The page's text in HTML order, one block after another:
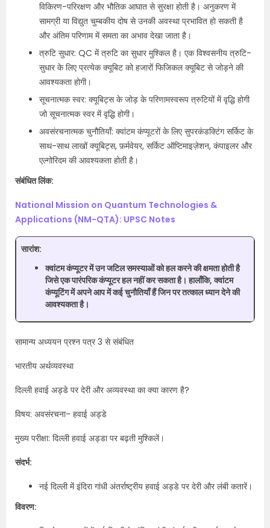
विकिरण-परिरक्षण और भौतिक आघात से सुरक्षा होती है। अनुकरण में
सामग्री या विद्युत चुम्बकीय दोष से उनकी अवस्था प्रभावित हो सकती है
और अंतिम परिणाम में समता का अभाव देखा जाता है।
त्रुटि सुधार: QC में त्रुटि का सुधार मुश्किल है। एक विश्वसनीय त्रुटि-
सुधार के लिए प्रत्येक क्यूबिट को हजारों फिजिकल क्यूबिट से जोड़ने की
आवश्यकता होगी।
सूचनात्मक स्वर: क्यूबिट्स के जोड़ के परिणामस्वरूप त्रुटियों में वृद्धि होगी
जो सूचनात्मक स्वर में वृद्धि होगी।
अवसंरचनात्मक चुनौतियाँ: क्वांटम कंप्यूटरों के लिए सुपरकंडक्टिंग सर्किट के
साथ-साथ लाखों क्यूबिट्स, फ़र्मवेयर, सर्किट ऑप्टिमाइज़ेशन, कंपाइलर और
एल्गोरिदम की आवश्यकता होती है।
संबंधित लिंक:
National Mission on Quantum Technologies &
Applications (NM-QTA): UPSC Notes
सारांश:
क्वांटम कंप्यूटर में उन जटिल समस्याओं को हल करने की क्षमता होती है
जिसे एक पारंपरिक कंप्यूटर हल नहीं कर सकता है। हालाँकि, क्वांटम
कंप्यूटिंग में अपने आप में कई चुनौतियाँ हैं जिन पर तत्काल ध्यान देने की
आवश्यकता है।
सामान्य अध्ययन प्रश्न पत्र 3 से संबंधित
भारतीय अर्थव्यवस्था
दिल्ली हवाई अड्डे पर देरी और अव्यवस्था का क्या कारण है?
विषय: अवसंरचना- हवाई अड्डे
मुख्य परीक्षा: दिल्ली हवाई अड्डा पर बढ़ती मुश्किलें।
संदर्भ:
नई दिल्ली में इंदिरा गांधी अंतर्राष्ट्रीय हवाई अड्डे पर देरी और लंबी कतारें।
विवरण: